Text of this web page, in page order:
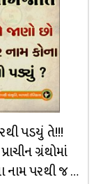
પડયું તે!!!
ગ્રંથોમાં
નામ પરથી જ …